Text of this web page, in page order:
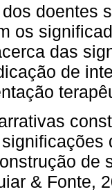
doentes
os
das
de
de
& Fonte,